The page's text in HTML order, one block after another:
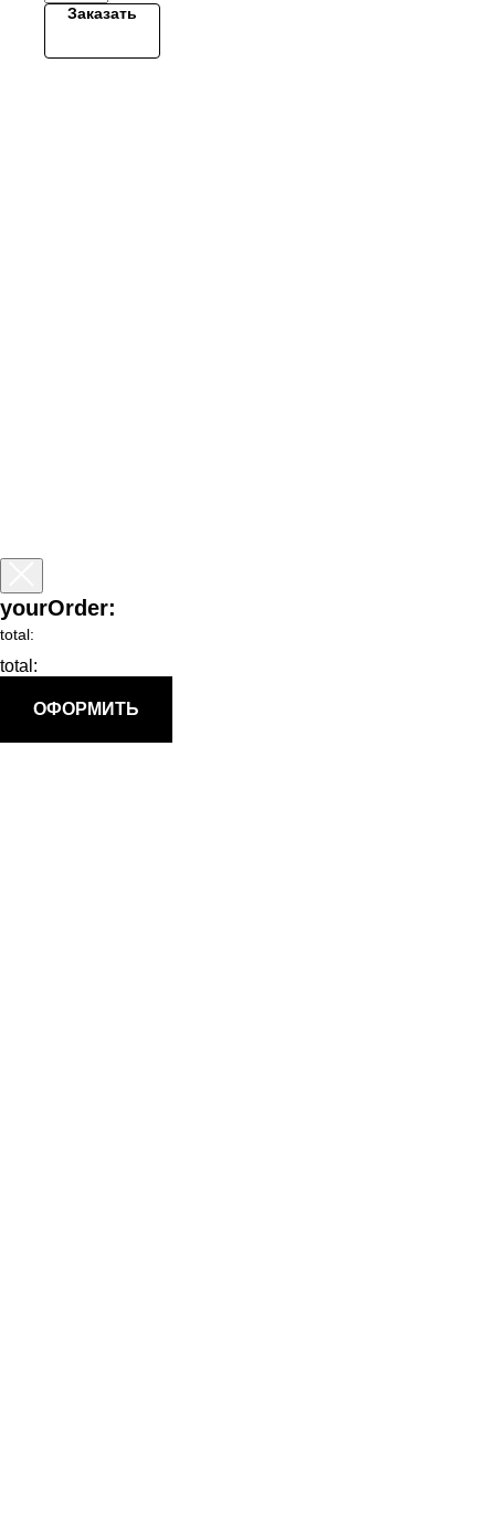
Заказать
yourOrder:
total:
total:
ОФОРМИТЬ